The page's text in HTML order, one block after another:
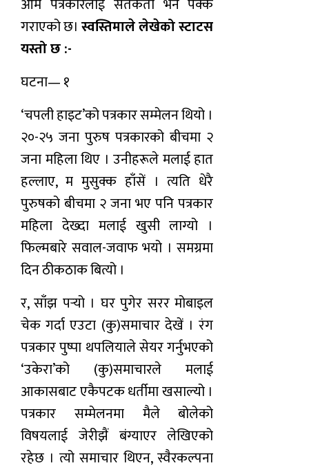
गराएको छ।स्वस्तिमाले लेखेको स्टाटस
यस्तो छ :-
घटना— १
‘चपली हाइट’को पत्रकार सम्मेलन थियो ।
२०-२५ जना पुरुष पत्रकारको बीचमा २
जना महिला थिए । उनीहरूले मलाई हात
हल्लाए, म मुसुक्क हाँसें । त्यति धेरै
पुरुषको बीचमा २ जना भए पनि पत्रकार
महिला देख्दा मलाई खुसी लाग्यो ।
फिल्मबारे सवाल-जवाफ भयो । समग्रमा
दिन ठीकठाक बित्यो ।
र, साँझ पर्‍यो । घर पुगेर सरर मोबाइल
चेक गर्दा एउटा (कु)समाचार देखें । रंग
पत्रकार पुष्पा थपलियाले सेयर गर्नुभएको
‘उकेरा’को (कु)समाचारले मलाई
आकासबाट एकैपटक धर्तीमा खसाल्यो ।
पत्रकार सम्मेलनमा मैले बोलेको
विषयलाई जेरीझैं बंग्याएर लेखिएको
रहेछ । त्यो समाचार थिएन, स्वैरकल्पना